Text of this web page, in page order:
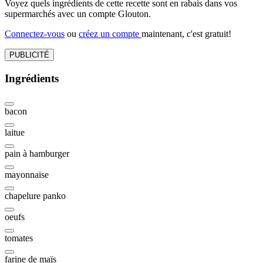
Voyez quels ingrédients de cette recette sont en rabais dans vos
supermarchés avec un compte Glouton.
Connectez-vous ou créez un compte maintenant, c'est gratuit!
PUBLICITÉ
Ingrédients
bacon
laitue
pain à hamburger
mayonnaise
chapelure panko
oeufs
tomates
farine de maïs